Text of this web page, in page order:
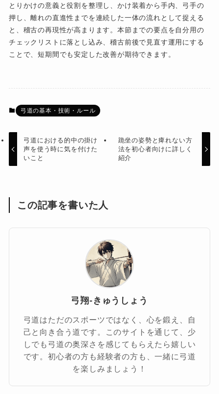
とりかけの意義と役割を整理し、かけ装着から手内、弓手の
押し、離れの直進性までを連続した一体の流れとして捉える
と、稽古の再現性が高まります。本節までの要点を自分用の
チェックリストに落とし込み、稽古前後で見直す運用にする
ことで、短期間でも安定した改善が期待できます。
弓道の基本・技術・ルール
弓道における的中の掛け
声を使う時に気を付けた
いこと
跪坐の姿勢と痺れない方
法を初心者向けに詳しく
紹介
この記事を書いた人
弓翔-きゅうしょう
弓道はただのスポーツではなく、心を鍛え、自
己と向き合う道です。このサイトを通じて、少
しでも弓道の奥深さを感じてもらえたら嬉しい
です。初心者の方も経験者の方も、一緒に弓道
を楽しみましょう！